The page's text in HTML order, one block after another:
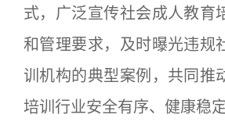
式，广泛宣传社会成人教育
和管理要求，及时曝光违规
训机构的典型案例，共同推
培训行业安全有序、健康稳定